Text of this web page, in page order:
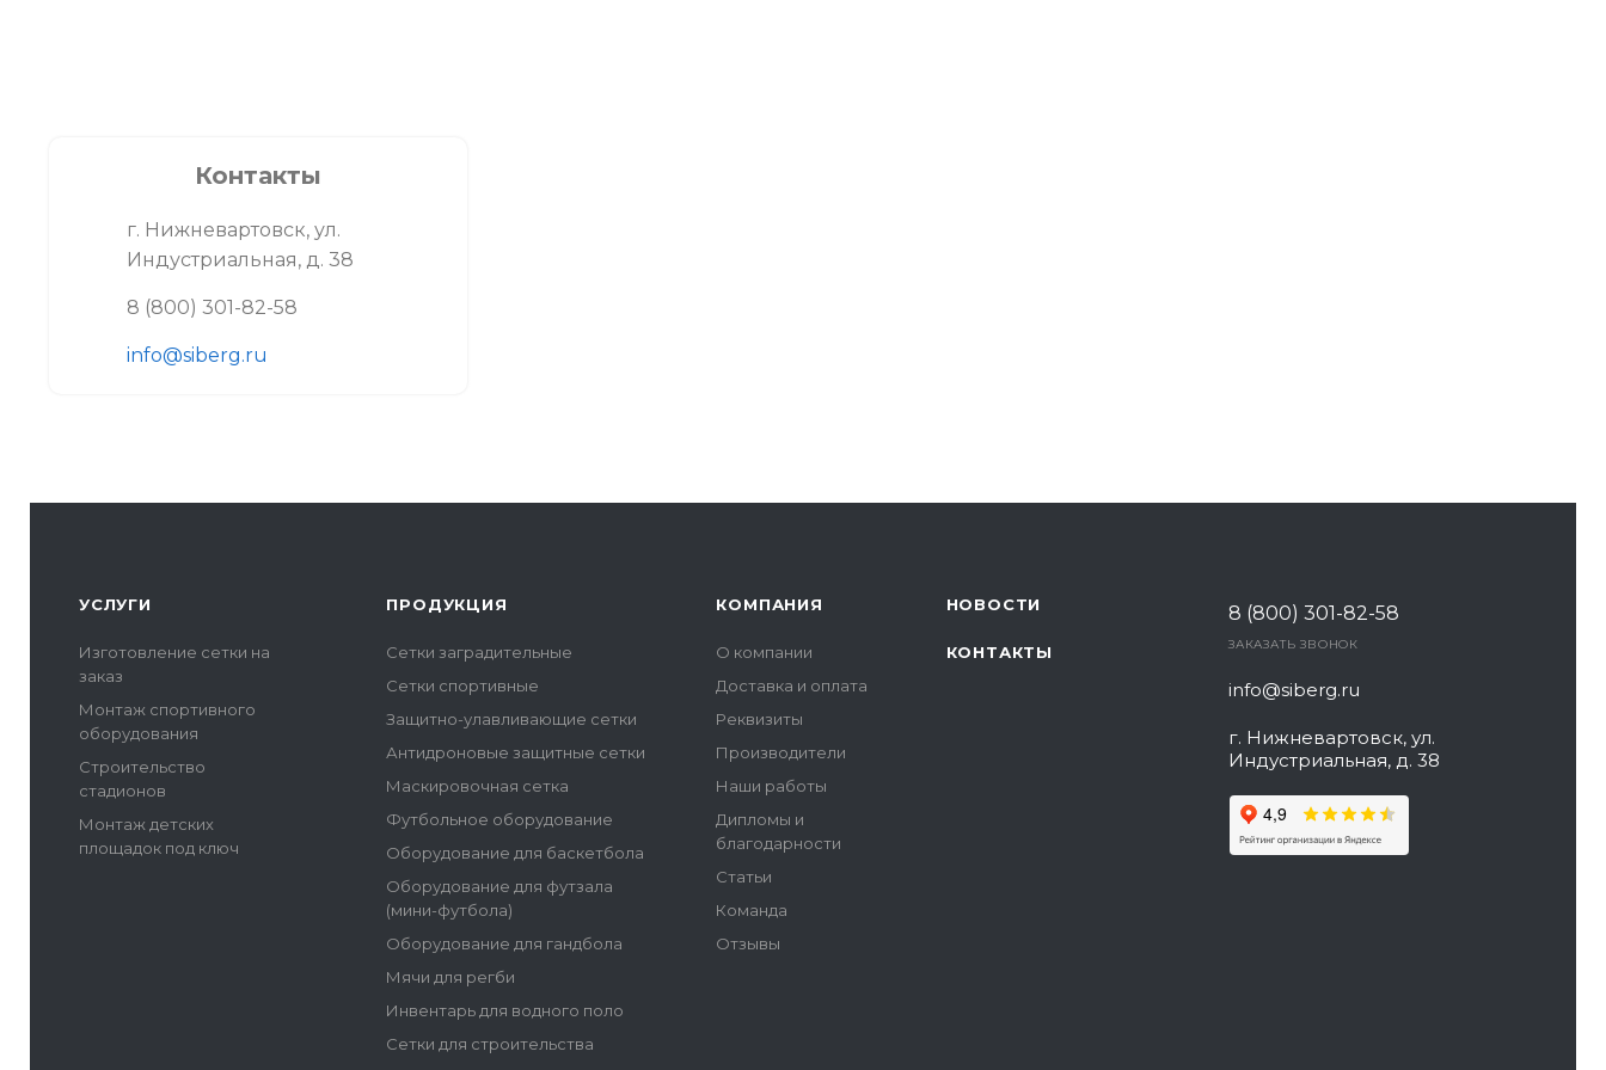
Контакты
г. Нижневартовск, ул.
Индустриальная, д. 38
8 (800) 301-82-58
info@siberg.ru
УСЛУГИ
Изготовление сетки на
заказ
Монтаж спортивного
оборудования
Строительство
стадионов
Монтаж детских
площадок под ключ
ПРОДУКЦИЯ
Сетки заградительные
Сетки спортивные
Защитно-улавливающие сетки
Антидроновые защитные сетки
Маскировочная сетка
Футбольное оборудование
Оборудование для баскетбола
Оборудование для футзала
(мини-футбола)
Оборудование для гандбола
Мячи для регби
Инвентарь для водного поло
Сетки для строительства
КОМПАНИЯ
О компании
Доставка и оплата
Реквизиты
Производители
Наши работы
Дипломы и
благодарности
Статьи
Команда
Отзывы
НОВОСТИ
КОНТАКТЫ
8 (800) 301-82-58
ЗАКАЗАТЬ ЗВОНОК
info@siberg.ru
г. Нижневартовск, ул.
Индустриальная, д. 38